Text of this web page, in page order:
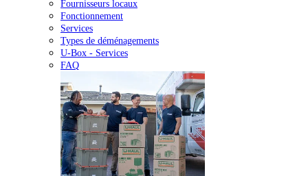
Fournisseurs locaux
Fonctionnement
Services
Types de déménagements
U-Box - Services
FAQ